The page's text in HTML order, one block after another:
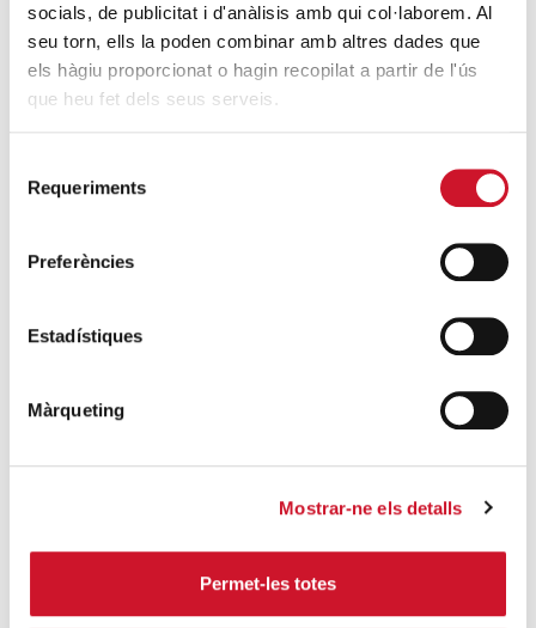
socials, de publicitat i d'anàlisis amb qui col·laborem. Al
seu torn, ells la poden combinar amb altres dades que
els hàgiu proporcionat o hagin recopilat a partir de l'ús
que heu fet dels seus serveis.
Requeriments
Preferències
Estadístiques
Màrqueting
Mostrar-ne els detalls
Permet-les totes
SEGUEIX LLEGINT
Càritas Barcelona acompanya més de
SEGUEIX LLEGINT
La campana que canvia vides
El voluntariat, una oportunitat per fer
SEGUEIX LLEGINT
Campanyes solidàries